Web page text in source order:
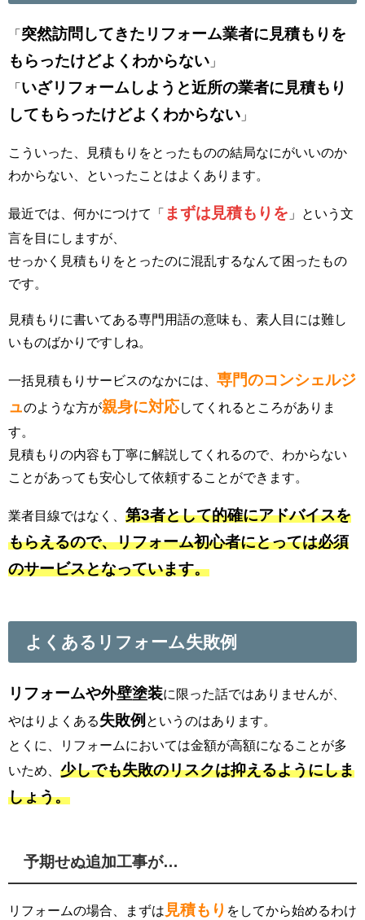
「 突然訪問してきたリフォーム業者に見積もりを
もらったけどよくわからない 」
「 いざリフォームしようと近所の業者に見積もり
してもらったけどよくわからない 」
こういった、見積もりをとったものの結局なにがいいのか
わからない、といったことはよくあります。
最近では、何かにつけて「 まずは見積もりを 」という文
言を目にしますが、
せっかく見積もりをとったのに混乱するなんて困ったもの
です。
見積もりに書いてある専門用語の意味も、素人目には難し
いものばかりですしね。
一括見積もりサービスのなかには、 専門のコンシェルジ
ュのような方が親身に対応してくれるところがありま
す。
見積もりの内容も丁寧に解説してくれるので、わからない
ことがあっても安心して依頼することができます。
業者目線ではなく、 第3者として的確にアドバイスを
もらえるので、リフォーム初心者にとっては必須
のサービスとなっています。
よくあるリフォーム失敗例
リフォームや外壁塗装に限った話ではありませんが、
やはりよくある失敗例 というのはあります。
とくに、リフォームにおいては金額が高額になることが多
いため、 少しでも失敗のリスクは抑えるようにしま
しょう。
予期せぬ追加工事が…
リフォームの場合、まずは 見積もり をしてから始めるわけ